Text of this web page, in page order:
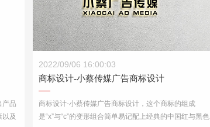
产品
及
商标设计-小蔡传媒广告商标设计
2022/09/06 16:00:03
商标设计-小蔡传媒广告商标设计
商标设计-小蔡传媒广告商标设计，这个商标的组成
是“x”与“c”的变形组合简单易记配上经典的中国红与黑色